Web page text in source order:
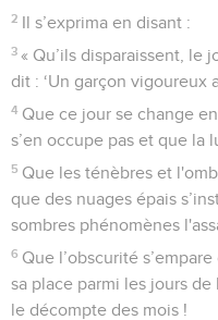
2 Il s’exprima en disant :
3 « Qu’ils disparaissent, le
dit : ‘Un garçon vigoureux
4 Que ce jour se change
s’en occupe pas et que la
5 Que les ténèbres et
que des nuages épais
sombres phénomènes
6 Que l’obscurité
sa place parmi les jours
le décompte des mois !